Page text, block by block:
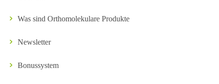
Was sind Orthomolekulare Produkte
Newsletter
Bonussystem